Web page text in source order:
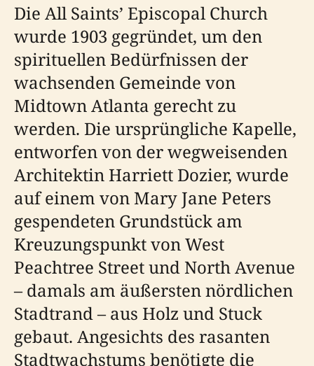
Die All Saints’ Episcopal Church
wurde 1903 gegründet, um den
spirituellen Bedürfnissen der
wachsenden Gemeinde von
Midtown Atlanta gerecht zu
werden. Die ursprüngliche Kapelle,
entworfen von der wegweisenden
Architektin Harriett Dozier, wurde
auf einem von Mary Jane Peters
gespendeten Grundstück am
Kreuzungspunkt von West
Peachtree Street und North Avenue
– damals am äußersten nördlichen
Stadtrand – aus Holz und Stuck
gebaut. Angesichts des rasanten
Stadtwachstums benötigte die